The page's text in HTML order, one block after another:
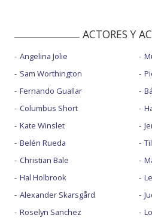
ACTORES Y
Angelina Jolie
Sam Worthington
Fernando Guallar
Columbus Short
Kate Winslet
Belén Rueda
Christian Bale
Hal Holbrook
Alexander Skarsgård
Roselyn Sanchez